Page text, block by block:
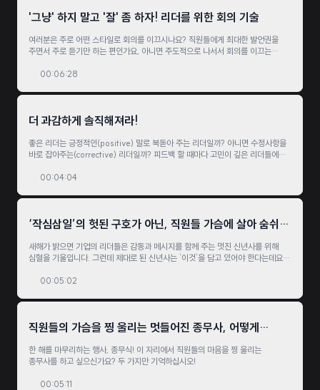
'그냥' 하지 말고 '잘' 좀 하자! 리더를 위한 회의 기술
여러분은 주로 어떤 스타일로 회의를 이끄시나요? 직원들에게 최대한 발언권을
주면서 주로 듣기만 하는 편인가요, 아니면 주도적으로 나서서 회의를 이끄는
카멜레온처럼 변신할 필요는 있는데요. 이게 무슨 말일까요?
00:06:28
더 과감하게 솔직해져라!
좋은 리더는 긍정적인(positive) 말로 북돋아 주는 리더일까? 아니면 수정사항을
바로 잡아주는(corrective) 리더일까? 피드백 할 때마다 고민이 깊은 리더들에게,
00:04:04
‘작심삼일’의 헛된 구호가 아닌, 직원들 가슴에 살아 숨쉬는
신년사를 하려면?
새해가 밝으면 기업의 리더들은 감동과 메시지를 함께 주는 멋진 신년사를 위해
심혈을 기울입니다. 그런데 제대로 된 신년사는 ‘이것’을 담고 있어야 한다는데요.
00:05:02
직원들의 가슴을 찡 울리는 멋들어진 종무사, 어떻게
만드나?
한 해를 마무리하는 행사, 종무식! 이 자리에서 직원들의 마음을 찡 울리는
종무사를 하고 싶으신가요? 두 가지만 기억하십시오!
00:05:11